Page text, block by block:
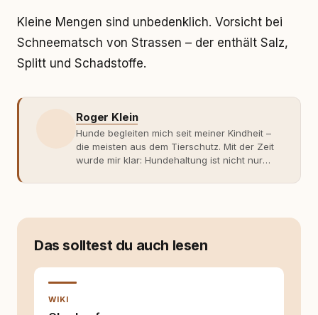
Kleine Mengen sind unbedenklich. Vorsicht bei
Schneematsch von Strassen – der enthält Salz,
Splitt und Schadstoffe.
Roger Klein
Hunde begleiten mich seit meiner Kindheit –
die meisten aus dem Tierschutz. Mit der Zeit
wurde mir klar: Hundehaltung ist nicht nur
Fachwissen. Der Wendepunkt kam mit meinem
moderner Hundeerziehung
entsteht echte Bindung dort, wo Verständnis
Wissen ersetzt – nicht umgekehrt. Aus dieser
Das solltest du auch lesen
WIKI